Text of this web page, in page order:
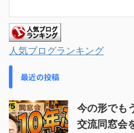
人気ブログランキング
最近の投稿
今の形でも
交流同窓会